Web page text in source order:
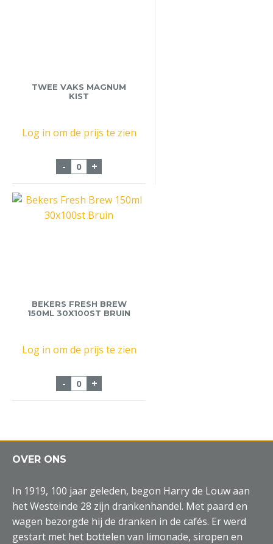
TWEE VAKS MAGNUM
KIST
Log in om de prijs te zien
- Twee Vaks Magnum Kist aantal
+
BEKERS FRESH BREW
150ML 30X100ST BRUIN
Log in om de prijs te zien
- Bekers Fresh Brew 150ml 30x100st Bruin
+
OVER ONS
In 1919, 100 jaar geleden, begon Harry de Louw aan
het Westeinde 28 zijn drankenhandel. Met paard en
wagen bezorgde hij de dranken in de cafés. Er werd
gestart met het bottelen van limonade, siropen en